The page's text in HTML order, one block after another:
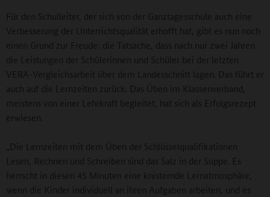
Für den Schulleiter, der sich von der Ganztagesschule auch eine
Verbesserung der Unterrichtsqualität erhofft hat, gibt es nun noch
einen Grund zur Freude: die Tatsache, dass nach nur zwei Jahren
die Leistungen der Schülerinnen und Schüler bei der letzten
VERA-Vergleichsarbeit über dem Landesschnitt lagen. Das führt er
auch auf die Lernzeiten zurück. Das Üben im Klassenverband,
meistens von einer Lehrkraft begleitet, hat sich als Erfolgsrezept
erwiesen.
„Die Lernzeiten mit dem Üben der Schlüsselqualifikationen
Lesen, Rechnen und Schreiben sind das Salz in der Suppe. Es
herrscht in diesen 45 Minuten eine knisternde Lernatmosphäre,
wenn die Kinder individuell an ihren Aufgaben arbeiten, und es